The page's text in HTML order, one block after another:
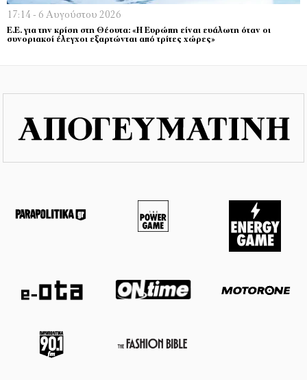
17:14 - 6 Αυγούστου 2026
Ε.Ε. για την κρίση στη Θέουτα: «Η Ευρώπη είναι ευάλωτη όταν οι
συνοριακοί έλεγχοι εξαρτώνται από τρίτες χώρες»